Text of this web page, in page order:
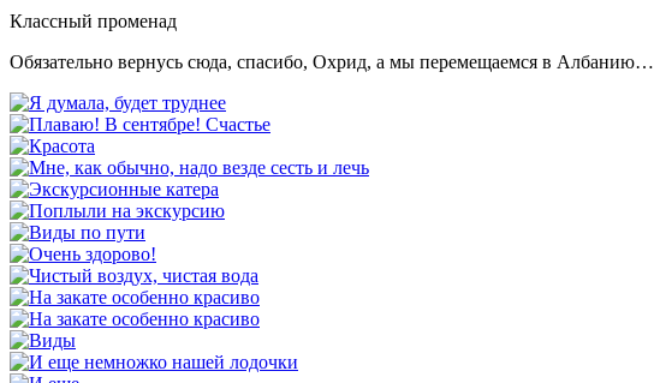
Классный променад
Обязательно вернусь сюда, спасибо, Охрид, а мы перемещаемся в Албанию…